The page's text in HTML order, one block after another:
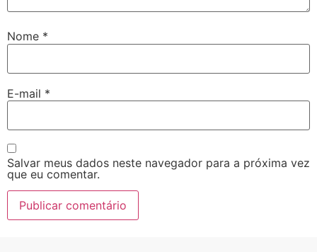
Nome *
E-mail *
Salvar meus dados neste navegador para a próxima vez
que eu comentar.